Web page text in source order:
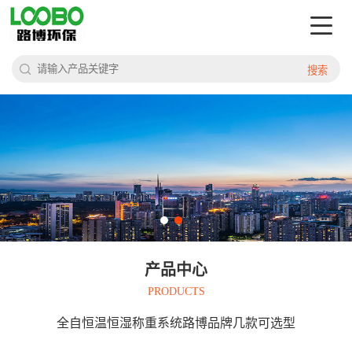
搜索
产品中心
PRODUCTS
全自恒温恒湿称重系统路博品牌几款可选型